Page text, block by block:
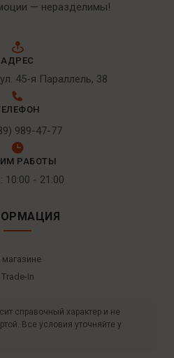
— неразделимы!
АДРЕС
45-я Параллель, 38
989-47-77
РАБОТЫ
10:00 - 21:00
магазине
Trade-In
справочный характер и не
Все условия уточняйте у